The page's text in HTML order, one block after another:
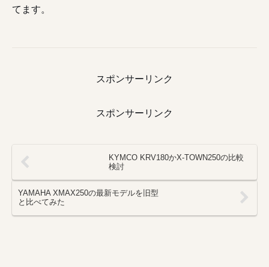
てます。
スポンサーリンク
スポンサーリンク
KYMCO KRV180かX-TOWN250の比較
検討
YAMAHA XMAX250の最新モデルを旧型
と比べてみた